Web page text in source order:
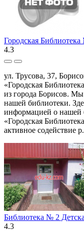
Городская
4.3
ул. Трусова, 37,
«Городская
из города Борисов. Мы
нашей библиотеки.
информацией о нашей
«Городская
активное содействие
Библиотека № 2
4.3